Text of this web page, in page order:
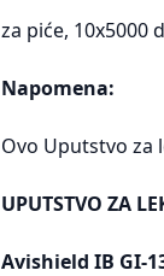
za piće, 10x5000
Napomena:
Ovo Uputstvo za
UPUTSTVO ZA
Avishield IB GI-